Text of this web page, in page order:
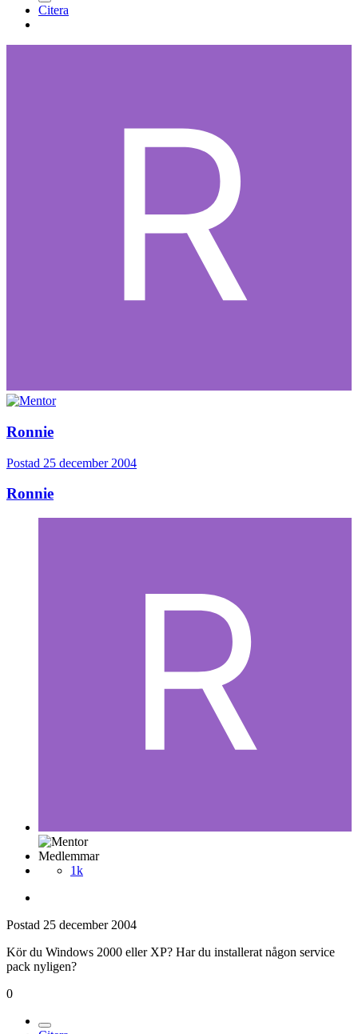
Citera
Ronnie
Postad 25 december 2004
Ronnie
Medlemmar
1k
Postad 25 december 2004
Kör du Windows 2000 eller XP? Har du installerat någon service
pack nyligen?
0